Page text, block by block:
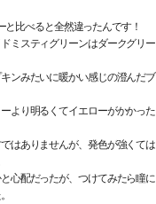
比べると全然違ったんです！
ミスティグリーンはダークグリー
ンみたいに暖かい感じの澄んだブ
より明るくてイエローがかかった
はありませんが、発色が強くては
心配だったが、つけてみたら瞳に